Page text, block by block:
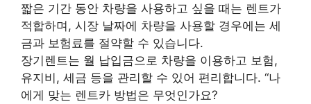
짧은 기간 동안 차량을 사용하고 싶을 때는 렌트가
적합하며, 시장 날짜에 차량을 사용할 경우에는 세
금과 보험료를 절약할 수 있습니다.
장기렌트는 월 납입금으로 차량을 이용하고 보험,
유지비, 세금 등을 관리할 수 있어 편리합니다. “나
에게 맞는 렌트카 방법은 무엇인가요?